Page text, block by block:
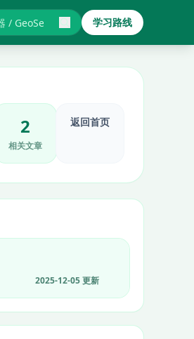
学习路线
2
相关文章
返回首页
2025-12-05 更新